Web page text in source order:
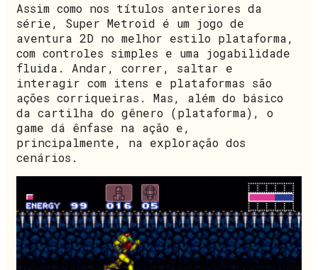
Assim como nos títulos anteriores da
série, Super Metroid é um jogo de
aventura 2D no melhor estilo plataforma,
com controles simples e uma jogabilidade
fluida. Andar, correr, saltar e
interagir com itens e plataformas são
ações corriqueiras. Mas, além do básico
da cartilha do gênero (plataforma), o
game dá ênfase na ação e,
principalmente, na exploração dos
cenários.